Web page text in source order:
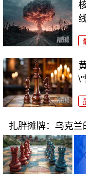
\"
扎胖摊牌：乌克兰